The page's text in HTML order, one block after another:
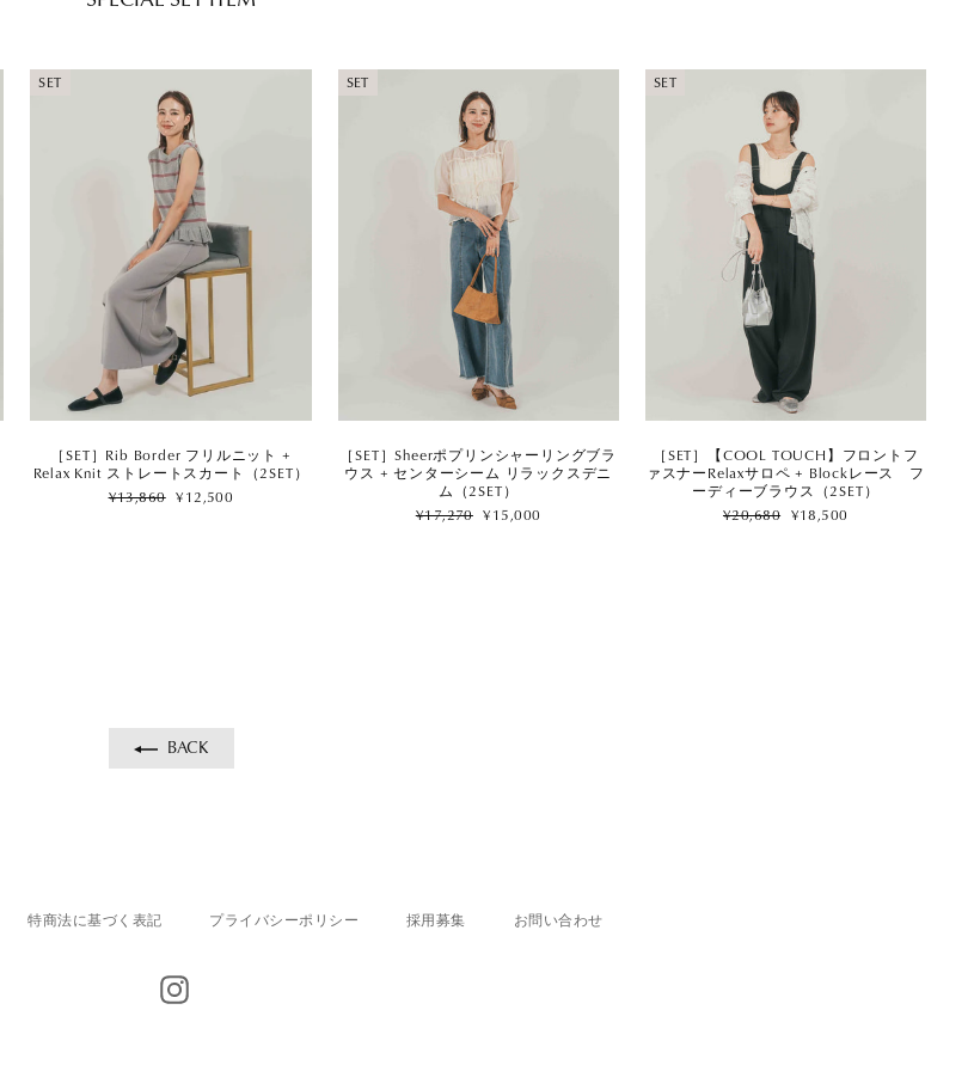
SET
［SET］Rib Border フリルニット +
Relax Knit ストレートスカート（2SET）
Regular
¥13,860 Sale
¥12,500
SET
［SET］Sheerポプリンシャーリングブラ
ウス + センターシーム リラックスデニ
ム（2SET）
Regular
¥17,270 Sale
¥15,000
SET
［SET］【COOL TOUCH】フロントフ
ァスナーRelaxサロペ + Blockレース フ
ーディーブラウス（2SET）
Regular
¥20,680 Sale
¥18,500
BACK
特商法に基づく表記 プライバシーポリシー 採用募集 お問い合わせ
Instagram